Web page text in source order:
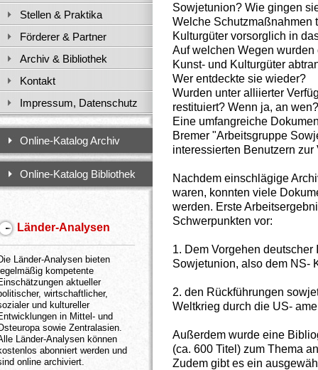
Sowjetunion? Wie gingen
Welche Schutzmaßnahmen
Kulturgüter vorsorglich in
Auf welchen Wegen
Kunst- und Kulturgüter
Wer entdeckte sie wieder?
Wurden unter alliierter
restituiert? Wenn ja, an wen?
Eine umfangreiche
Bremer "Arbeitsgruppe
interessierten Benutzern zur
Nachdem einschlägige
waren, konnten viele
werden. Erste
Schwerpunkten vor:
1. Dem Vorgehen
Sowjetunion, also dem NS-
2. den Rückführungen
Weltkrieg durch die US-
Außerdem wurde eine
(ca. 600 Titel) zum Thema
Zudem gibt es ein
Stellen & Praktika
Förderer & Partner
Archiv & Bibliothek
Kontakt
Impressum, Datenschutz
Online-Katalog Archiv
Online-Katalog Bibliothek
Länder-Analysen
Länder-Analysen bieten
kompetente
aktueller
wirtschaftlicher,
und kultureller
in Mittel- und
sowie Zentralasien.
Länder-Analysen können
abonniert werden und
online archiviert.